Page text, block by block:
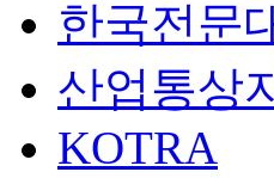
한국전문
산업통상
KOTRA